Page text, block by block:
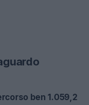
ben 1.059,2